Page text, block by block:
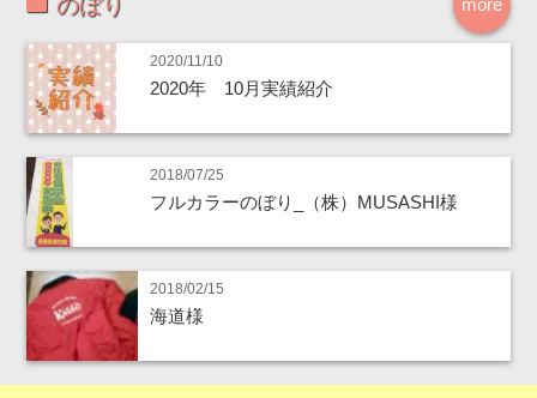
2020/11/10
2020年 10月実績紹介
2018/07/25
フルカラーのぼり_（株）MUSASHI様
2018/02/15
海道様